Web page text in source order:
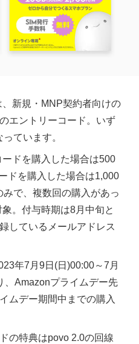
新規・MNP契約者向けの
エントリーコード。いず
ています。
ドを購入した場合は500
ドを購入した場合は1,000
で、複数回の購入があっ
。付与時期は8月中旬と
しているメールアドレス
年7月9日(日)00:00～7月
、Amazonプライムデー先
ムデー期間中までの購入
の特典はpovo 2.0の回線